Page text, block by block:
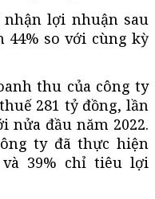
lợi nhuận sau
44% so với cùng kỳ
thu của công ty
281 tỷ đồng, lần
nửa đầu năm 2022.
ty đã thực hiện
39% chỉ tiêu lợi